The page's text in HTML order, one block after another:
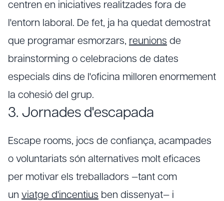
centren en iniciatives realitzades fora de
l'entorn laboral. De fet, ja ha quedat demostrat
que programar esmorzars, reunions de
brainstorming o celebracions de dates
especials dins de l'oficina milloren enormement
la cohesió del grup.
3. Jornades d'escapada
Escape rooms, jocs de confiança, acampades
o voluntariats són alternatives molt eficaces
per motivar els treballadors —tant com
un viatge d'incentius ben dissenyat— i